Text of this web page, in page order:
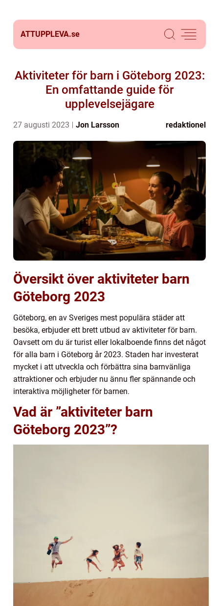
ATTUPPLEVA.se
Aktiviteter för barn i Göteborg 2023:
En omfattande guide för
upplevelsejägare
27 augusti 2023 Jon Larsson redaktionel
Översikt över aktiviteter barn
Göteborg 2023
Göteborg, en av Sveriges mest populära städer att
besöka, erbjuder ett brett utbud av aktiviteter för barn.
Oavsett om du är turist eller lokalboende finns det något
för alla barn i Göteborg år 2023. Staden har investerat
mycket i att utveckla och förbättra sina barnvänliga
attraktioner och erbjuder nu ännu fler spännande och
interaktiva möjligheter för barnen.
Vad är ”aktiviteter barn
Göteborg 2023”?